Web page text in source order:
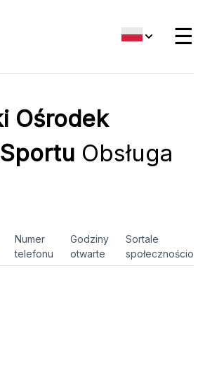
☰
Ośrodek
Obsługa
Numer
telefonu
Godziny
otwarte
Sortale